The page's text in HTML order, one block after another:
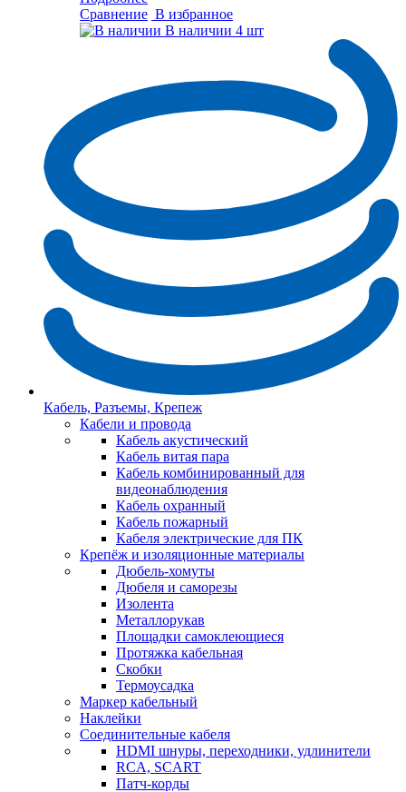
Сравнение В избранное
В наличии 4 шт
Кабель, Разъемы, Крепеж
Кабели и провода
Кабель акустический
Кабель витая пара
Кабель комбинированный для
видеонаблюдения
Кабель охранный
Кабель пожарный
Кабеля электрические для ПК
Крепёж и изоляционные материалы
Дюбель-хомуты
Дюбеля и саморезы
Изолента
Металлорукав
Площадки самоклеющиеся
Протяжка кабельная
Скобки
Термоусадка
Маркер кабельный
Наклейки
Соединительные кабеля
HDMI шнуры, переходники, удлинители
RCA, SCART
Патч-корды